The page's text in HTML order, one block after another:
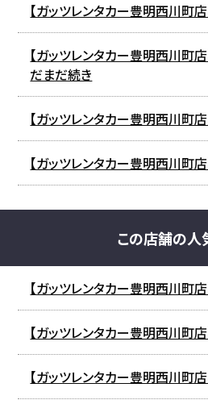
【ガッツレンタカー豊明西川町店
【ガッツレンタカー豊明西川町店
だまだ続き
【ガッツレンタカー豊明西川町店
【ガッツレンタカー豊明西川町店
この店舗の人
【ガッツレンタカー豊明西川町
【ガッツレンタカー豊明西川町
【ガッツレンタカー豊明西川町